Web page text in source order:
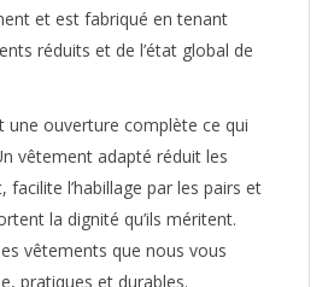
et est fabriqué en tenant
réduits et de l’état global de
une ouverture complète ce qui
vêtement adapté réduit les
facilite l’habillage par les pairs et
la dignité qu’ils méritent.
vêtements que nous vous
pratiques et durables.